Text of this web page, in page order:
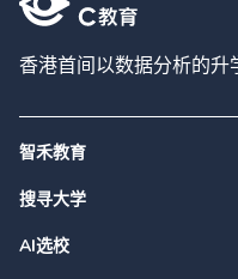
香港首间以数据分析的升
智禾教育
搜寻大学
AI选校